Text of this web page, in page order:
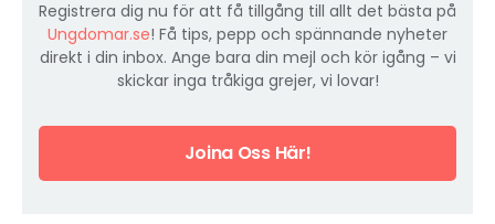
Registrera dig nu för att få tillgång till allt det bästa på
Ungdomar.se! Få tips, pepp och spännande nyheter
direkt i din inbox. Ange bara din mejl och kör igång – vi
skickar inga tråkiga grejer, vi lovar!
Joina Oss Här!